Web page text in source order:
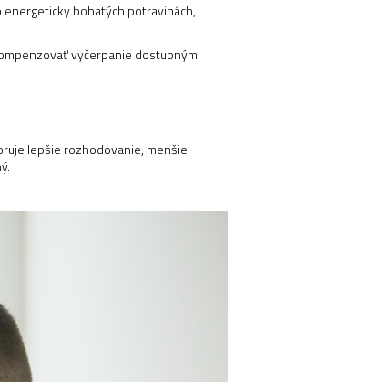
energeticky bohatých potravinách,
vyčerpanie dostupnými
lepšie rozhodovanie, menšie